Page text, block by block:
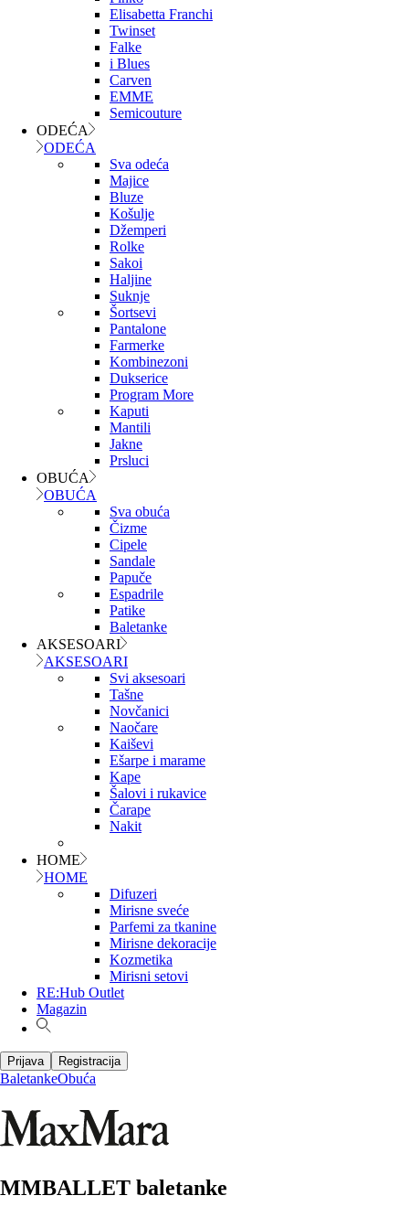
Elisabetta Franchi
Twinset
Falke
i Blues
Carven
EMME
Semicouture
ODEĆA
ODEĆA
Sva odeća
Majice
Bluze
Košulje
Džemperi
Rolke
Sakoi
Haljine
Suknje
Šortsevi
Pantalone
Farmerke
Kombinezoni
Dukserice
Program More
Kaputi
Mantili
Jakne
Prsluci
OBUĆA
OBUĆA
Sva obuća
Čizme
Cipele
Sandale
Papuče
Espadrile
Patike
Baletanke
AKSESOARI
AKSESOARI
Svi aksesoari
Tašne
Novčanici
Naočare
Kaiševi
Ešarpe i marame
Kape
Šalovi i rukavice
Čarape
Nakit
HOME
HOME
Difuzeri
Mirisne sveće
Parfemi za tkanine
Mirisne dekoracije
Kozmetika
Mirisni setovi
RE:Hub Outlet
Magazin
Prijava Registracija
BaletankeObuća
MMBALLET baletanke